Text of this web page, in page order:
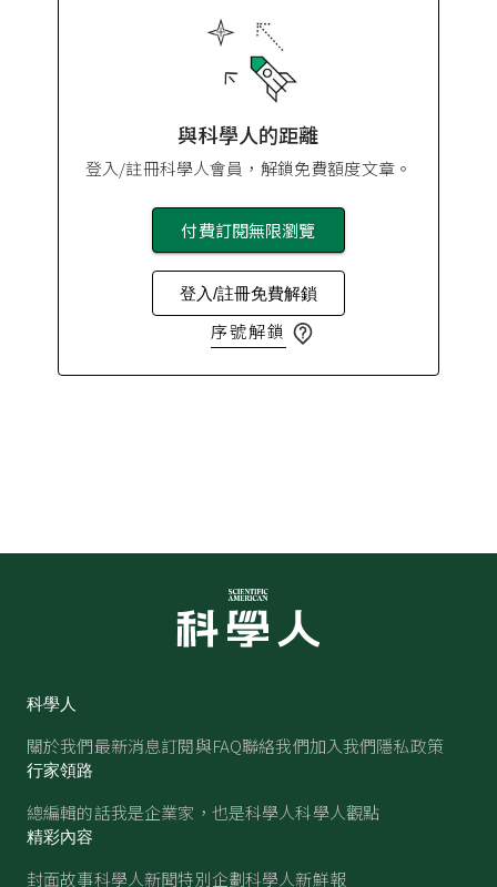
與科學人的距離
登入/註冊科學人會員，解鎖免費額度文章。
付費訂閱無限瀏覽
登入/註冊免費解鎖
序號解鎖
科學人
關於我們最新消息訂閱與FAQ聯絡我們加入我們隱私政策
行家領路
總編輯的話我是企業家，也是科學人科學人觀點
精彩內容
封面故事科學人新聞特別企劃科學人新鮮報